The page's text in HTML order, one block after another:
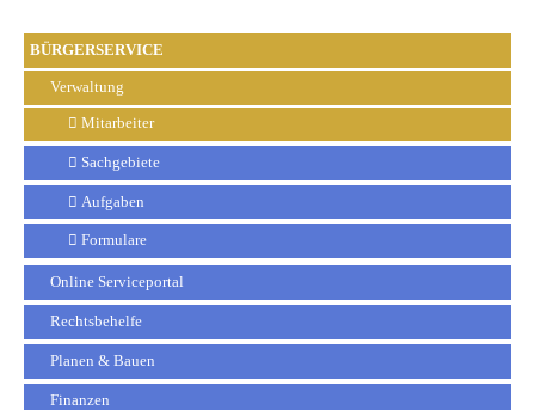
BÜRGERSERVICE
Verwaltung
Mitarbeiter
Sachgebiete
Aufgaben
Formulare
Online Serviceportal
Rechtsbehelfe
Planen & Bauen
Finanzen